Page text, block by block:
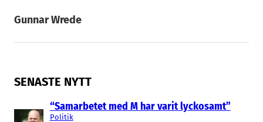
SENASTE NYTT
“Samarbetet med M har varit lyckosamt”
Politik
Gunnar Wrede